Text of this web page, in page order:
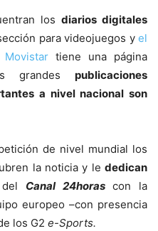
losdiarios digitales
para videojuegos yel
tiene una página
grandes publicaciones
a nivel nacional son
de nivel mundial los
la noticia y le dedican
Canal 24horas con la
europeo –con presencia
los G2 e-Sports.